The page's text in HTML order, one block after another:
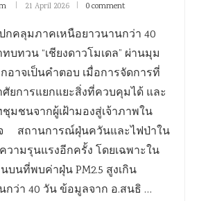
21 April 2026 0 comment
กคลุมภาคเหนือยาวนานกว่า 40
ทวน “เชียงดาวโมเดล” ผ่านมุม
าจเป็นคำตอบ เมื่อการจัดการที่
ยการแยกแยะสิ่งที่ควบคุมได้ และ
มชนจากผู้เฝ้ามองสู่เจ้าภาพใน
สถานการณ์ฝุ่นควันและไฟป่าใน
วามรุนแรงอีกครั้ง โดยเฉพาะใน
นที่พบค่าฝุ่น PM2.5 สูงเกิน
ว่า 40 วัน ข้อมูลจาก อ.สนธิ …